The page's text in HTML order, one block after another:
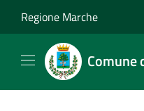
Regione Marche
Comune